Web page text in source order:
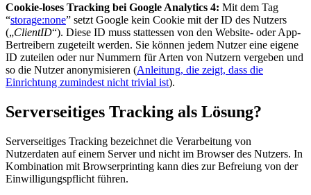
Cookie-loses Tracking bei Google Analytics 4: Mit dem Tag
“storage:none” setzt Google kein Cookie mit der ID des Nutzers
(„ClientID“). Diese ID muss stattessen von den Website- oder App-
Bertreibern zugeteilt werden. Sie können jedem Nutzer eine eigene
ID zuteilen oder nur Nummern für Arten von Nutzern vergeben und
so die Nutzer anonymisieren (Anleitung, die zeigt, dass die
Einrichtung zumindest nicht trivial ist).
Serverseitiges Tracking als Lösung?
Serverseitiges Tracking bezeichnet die Verarbeitung von
Nutzerdaten auf einem Server und nicht im Browser des Nutzers. In
Kombination mit Browserprinting kann dies zur Befreiung von der
Einwilligungspflicht führen.